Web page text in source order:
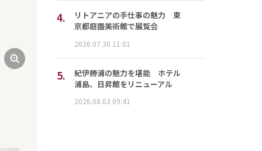
翻訳劇ユニット「ポウジュ」主宰の稲葉賀恵さん
4.
リトアニアの手仕事の魅力 東
京都庭園美術館で展覧会
2026.07.30 11:01
5.
紀伊勝浦の魅力を堪能 ホテル
浦島、日昇館をリニューアル
2026.08.03 09:41